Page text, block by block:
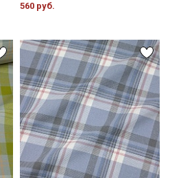
560 руб.